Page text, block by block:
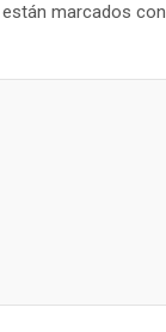
marcados con